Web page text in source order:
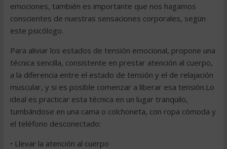
emociones, también es importante que nos hagamos
conscientes de nuestras sensaciones corporales, según
este psicólogo.
Para aliviar los estados de tensión emocional, propone una
técnica sencilla, consistente en prestar atención al cuerpo,
a la diferencia entre el estado de tensión y el de relajación
muscular, y si es posible comenzar a liberar esa tensión.Lo
ideal es practicar esta técnica en un lugar tranquilo,
tumbándose en una cama o colchoneta, con ropa cómoda y
el teléfono desconectado:
• Llevar la atención al cuerpo